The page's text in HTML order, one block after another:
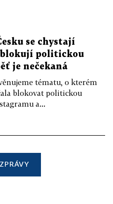
se chystají
blokují politickou
je nečekaná
tématu, o kterém
blokovat politickou
a...